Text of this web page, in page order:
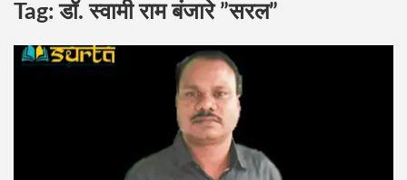
Tag:डॉ. स्वामी राम बंजारे ”सरल”